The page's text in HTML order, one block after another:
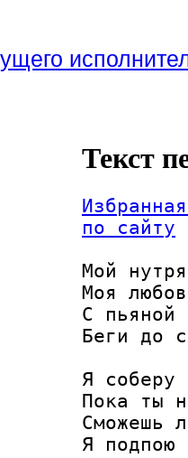
Текст
по сайту
Мой
Моя
С пьяной
Беги до
Я
Пока ты
Сможешь
Я подпою